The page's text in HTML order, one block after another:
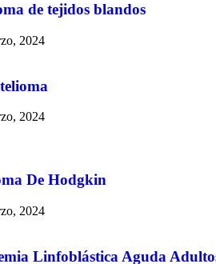
de tejidos blandos
2024
2024
De Hodgkin
2024
Linfoblástica Aguda